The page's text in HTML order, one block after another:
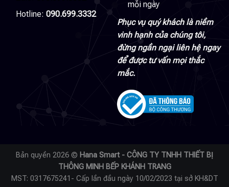
Hotline: 090.699.3332
mỗi ngày
Phục vụ quý khách là niềm
vinh hạnh của chúng tôi,
đừng ngần ngại liên hệ ngay
để được tư vấn mọi thắc
mắc.
Bản quyền 2026 © Hana Smart - CÔNG TY TNHH THIẾT BỊ
THÔNG MINH BẾP KHÁNH TRANG
MST: 0317675241- Cấp lần đầu ngày 10/02/2023 tại sở KH&DT